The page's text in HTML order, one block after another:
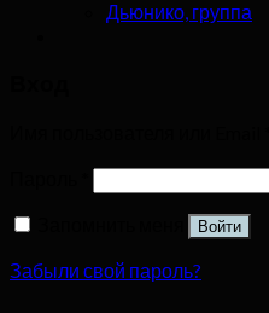
Дьюнико, группа
Войти
Забыли свой пароль?